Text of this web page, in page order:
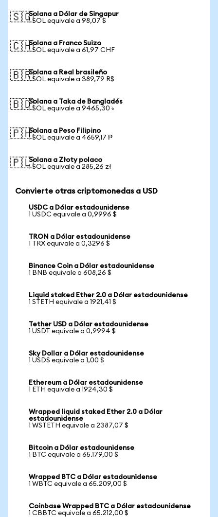
🇸🇬Solana a Dólar de Singapur
1 SOL equivale a 98,07 $
🇨🇭Solana a Franco Suizo
1 SOL equivale a 61,97 CHF
🇧🇷Solana a Real brasileño
1 SOL equivale a 389,79 R$
🇧🇩Solana a Taka de Bangladés
1 SOL equivale a 9465,30 ৳
🇵🇭Solana a Peso Filipino
1 SOL equivale a 4659,17 ₱
🇵🇱Solana a Złoty polaco
1 SOL equivale a 285,26 zł
Convierte otras criptomonedas a USD
USDC a Dólar estadounidense
1 USDC equivale a 0,9996 $
TRON a Dólar estadounidense
1 TRX equivale a 0,3296 $
Binance Coin a Dólar estadounidense
1 BNB equivale a 608,26 $
Liquid staked Ether 2.0 a Dólar estadounidense
1 STETH equivale a 1921,41 $
Tether USD a Dólar estadounidense
1 USDT equivale a 0,9994 $
Sky Dollar a Dólar estadounidense
1 USDS equivale a 1,00 $
Ethereum a Dólar estadounidense
1 ETH equivale a 1924,30 $
Wrapped liquid staked Ether 2.0 a Dólar
estadounidense
1 WSTETH equivale a 2387,07 $
Bitcoin a Dólar estadounidense
1 BTC equivale a 65.179,00 $
Wrapped BTC a Dólar estadounidense
1 WBTC equivale a 65.209,00 $
Coinbase Wrapped BTC a Dólar estadounidense
1 CBBTC equivale a 65.212,00 $